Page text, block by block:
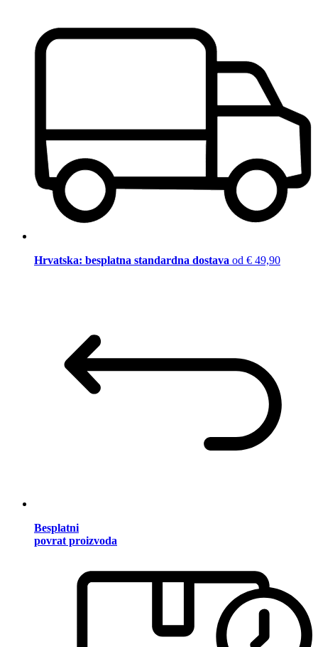
Hrvatska: besplatna standardna dostava od € 49,90
Besplatni
povrat proizvoda